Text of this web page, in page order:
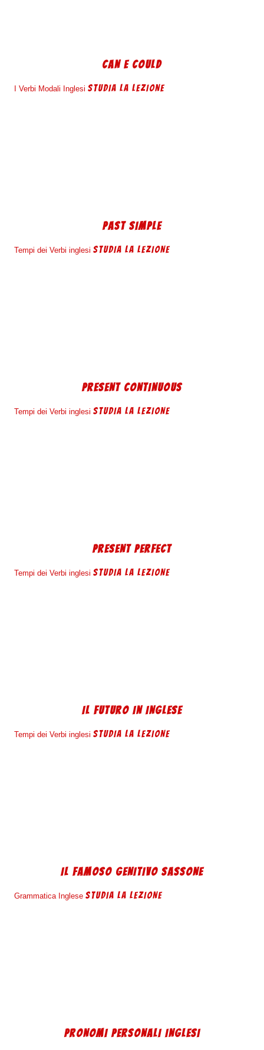
CAN E COULD
I Verbi Modali Inglesi STUDIA LA LEZIONE
PAST SIMPLE
Tempi dei Verbi inglesi STUDIA LA LEZIONE
PRESENT CONTINUOUS
Tempi dei Verbi inglesi STUDIA LA LEZIONE
PRESENT PERFECT
Tempi dei Verbi inglesi STUDIA LA LEZIONE
IL FUTURO IN INGLESE
Tempi dei Verbi inglesi STUDIA LA LEZIONE
IL FAMOSO GENITIVO SASSONE
Grammatica Inglese STUDIA LA LEZIONE
PRONOMI PERSONALI INGLESI